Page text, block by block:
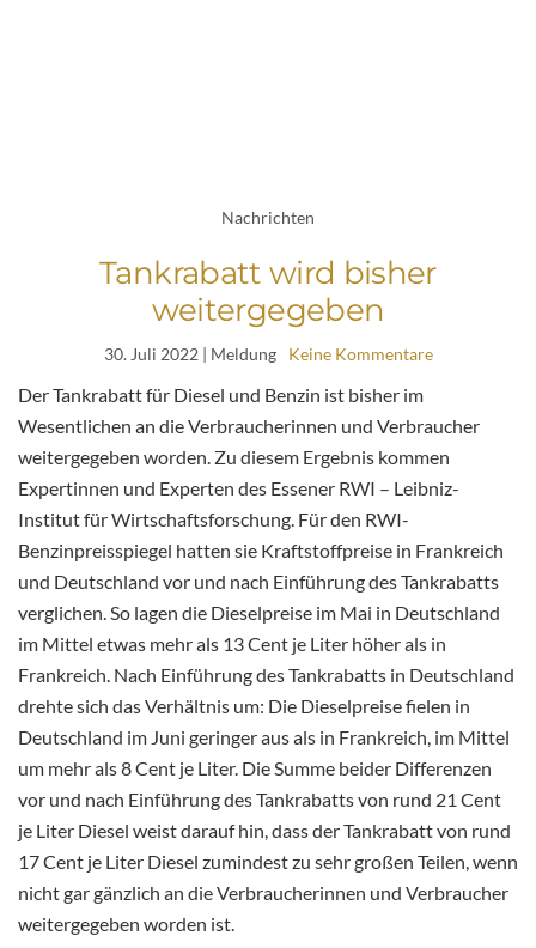
Nachrichten
Tankrabatt wird bisher
weitergegeben
30. Juli 2022| Meldung Keine Kommentare
Der Tankrabatt für Diesel und Benzin ist bisher im
Wesentlichen an die Verbraucherinnen und Verbraucher
weitergegeben worden. Zu diesem Ergebnis kommen
Expertinnen und Experten des Essener RWI – Leibniz-
Institut für Wirtschaftsforschung. Für den RWI-
Benzinpreisspiegel hatten sie Kraftstoffpreise in Frankreich
und Deutschland vor und nach Einführung des Tankrabatts
verglichen. So lagen die Dieselpreise im Mai in Deutschland
im Mittel etwas mehr als 13 Cent je Liter höher als in
Frankreich. Nach Einführung des Tankrabatts in Deutschland
drehte sich das Verhältnis um: Die Dieselpreise fielen in
Deutschland im Juni geringer aus als in Frankreich, im Mittel
um mehr als 8 Cent je Liter. Die Summe beider Differenzen
vor und nach Einführung des Tankrabatts von rund 21 Cent
je Liter Diesel weist darauf hin, dass der Tankrabatt von rund
17 Cent je Liter Diesel zumindest zu sehr großen Teilen, wenn
nicht gar gänzlich an die Verbraucherinnen und Verbraucher
weitergegeben worden ist.